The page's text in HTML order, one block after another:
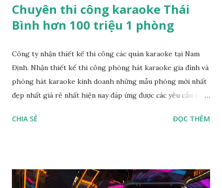
Chuyên thi công karaoke Thái
Bình hơn 100 triệu 1 phòng
Công ty nhận thiết kế thi công các quán karaoke tại Nam
Định. Nhận thiết kế thi công phòng hát karaoke gia đình và
phòng hát karaoke kinh doanh những mẫu phòng mới nhất
đẹp nhất giá rẻ nhất hiện nay đáp ứng được các yêu cầu của
mở mới quán karaoke, thi công karaoke gia đình thì vui lòng
chữa quán karaoke Đã Cũ Trở Thành quán karaoke mới đẹp
CHIA SẺ ĐỌC THÊM